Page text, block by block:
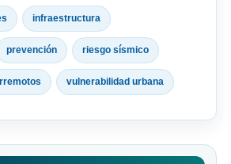
infraestructura
prevención riesgo sísmico
vulnerabilidad urbana